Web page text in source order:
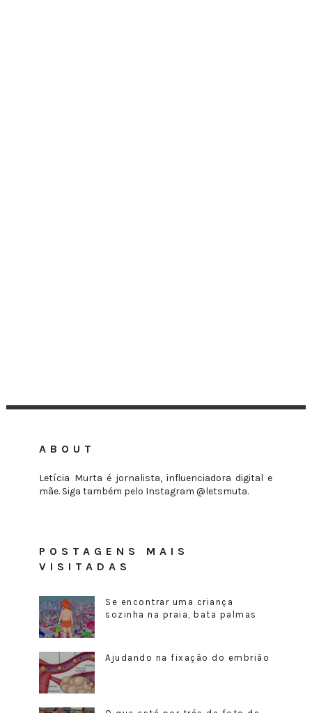
ABOUT
Letícia Murta é jornalista, influenciadora digital e
mãe. Siga também pelo Instagram @letsmuta.
POSTAGENS MAIS
VISITADAS
Se encontrar uma criança
sozinha na praia, bata palmas
Ajudando na fixação do embrião